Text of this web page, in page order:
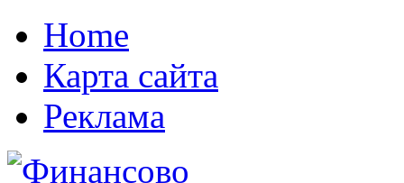
Home
Карта сайта
Реклама